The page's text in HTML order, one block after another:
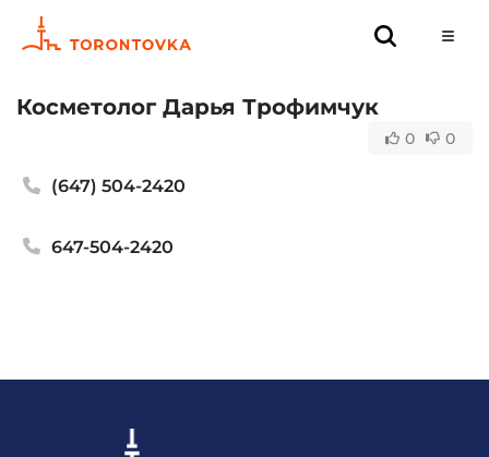
Косметолог Дарья Трофимчук
0 0
(647) 504-2420
647-504-2420